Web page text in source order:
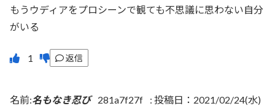
もうウディアをプロシーンで観ても不思議に思わない自分
がいる
返信
名前:名もなき忍び 281a7f27f : 投稿日：2021/02/24(水)